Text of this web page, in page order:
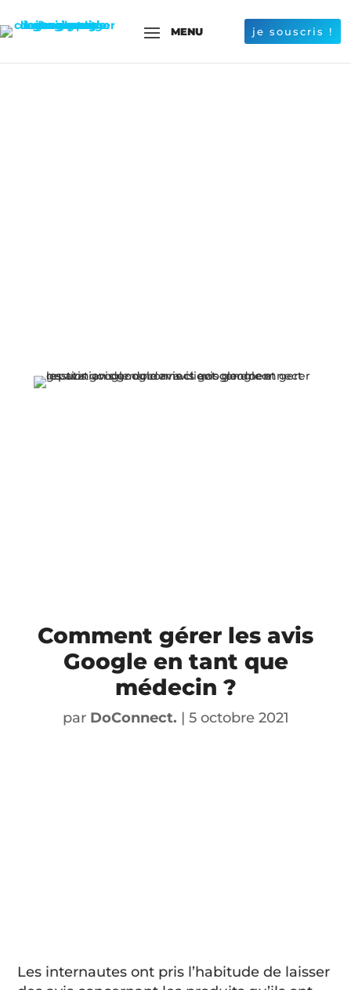
je souscris !
Comment gérer les avis
Google en tant que
médecin ?
par DoConnect. | 5 octobre 2021
Les internautes ont pris l’habitude de laisser